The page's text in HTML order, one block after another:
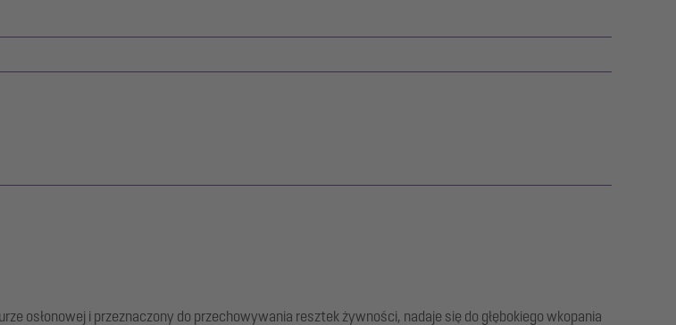
osłonowej i przeznaczony do przechowywania resztek żywności, nadaje się do głębokiego wkopania